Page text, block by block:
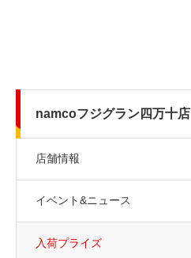
namcoフジグラン四万十店
店舗情報
イベント&ニュース
入荷プライズ